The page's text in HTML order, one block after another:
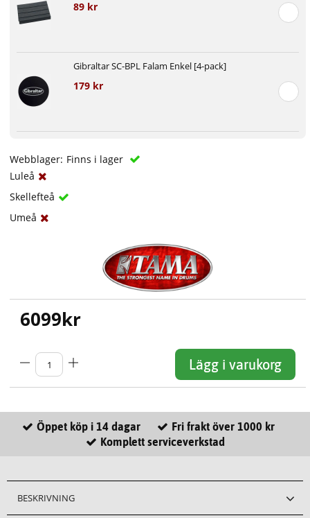
89 kr
Gibraltar SC-BPL Falam Enkel [4-pack]
179 kr
Webblager: Finns i lager
Luleå
Skellefteå
Umeå
6099kr
Lägg i varukorg
Öppet köp i 14 dagar
Fri frakt över 1000 kr
Komplett serviceverkstad
BESKRIVNING